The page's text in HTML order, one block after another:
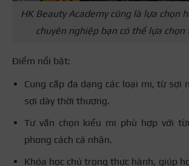
HK Beauty Academy cũng là lựa chọn
chuyên nghiệp bạn có thể lựa chọn
Điểm nổi bật:
Cung cấp đa dạng các loại mi, từ sợi
sợi dày thời thượng.
Tư vấn chọn kiểu mi phù hợp với
phong cách cá nhân.
Khóa học chú trọng thực hành, giúp